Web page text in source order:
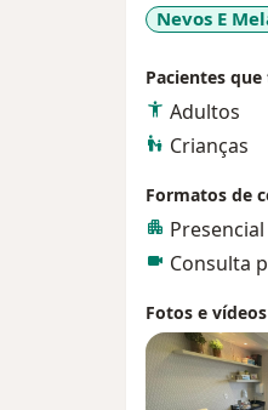
Nevos E
Pacientes
Adultos
Crianças
Formatos de
Presencial
Consulta
Fotos e vídeos